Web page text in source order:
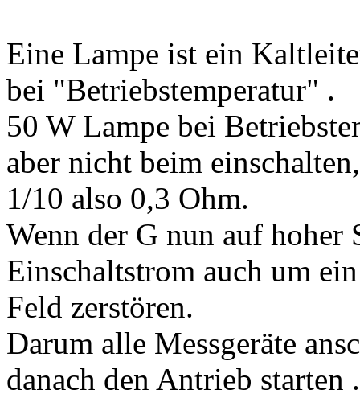
Eine Lampe ist ein
bei "Betriebstemperatur" .
50 W Lampe bei
aber nicht beim
1/10 also 0,3 Ohm.
Wenn der G nun auf hoher
Einschaltstrom auch um
Feld zerstören.
Darum alle Messgeräte
danach den Antrieb starten .